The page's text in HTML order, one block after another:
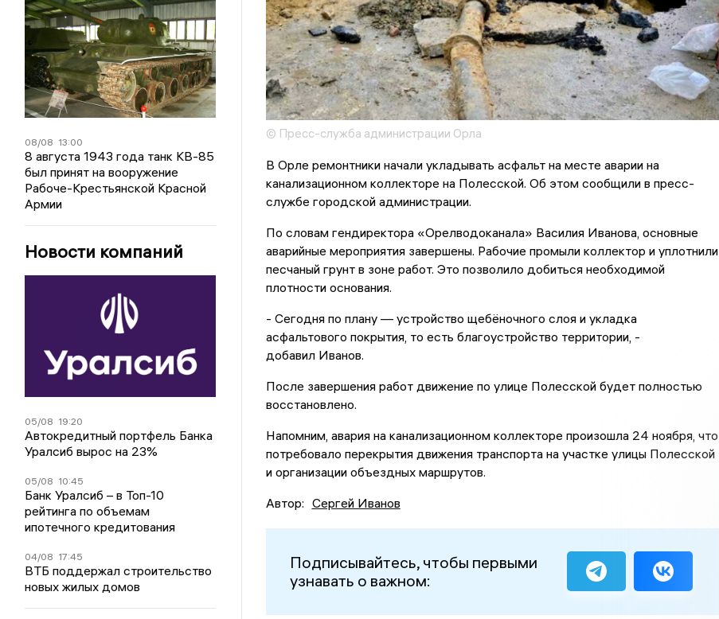
08/08 13:00
8 августа 1943 года танк КВ-85
был принят на вооружение
Рабоче-Крестьянской Красной
Армии
Новости компаний
05/08 19:20
Автокредитный портфель Банка
Уралсиб вырос на 23%
05/08 10:45
Банк Уралсиб – в Топ-10
рейтинга по объемам
ипотечного кредитования
04/08 17:45
ВТБ поддержал строительство
новых жилых домов
© Пресс-служба администрации Орла
В Орле ремонтники начали укладывать асфальт на месте аварии на
канализационном коллекторе на Полесской. Об этом сообщили в пресс-
службе городской администрации.
По словам гендиректора «Орелводоканала» Василия Иванова, основные
аварийные мероприятия завершены. Рабочие промыли коллектор и уплотнили
песчаный грунт в зоне работ. Это позволило добиться необходимой
плотности основания.
- Сегодня по плану — устройство щебёночного слоя и укладка
асфальтового покрытия, то есть благоустройство территории, -
добавил Иванов.
После завершения работ движение по улице Полесской будет полностью
восстановлено.
Напомним, авария на канализационном коллекторе произошла 24 ноября, что
потребовало перекрытия движения транспорта на участке улицы Полесской
и организации объездных маршрутов.
Автор: Сергей Иванов
Подписывайтесь, чтобы первыми
узнавать о важном: